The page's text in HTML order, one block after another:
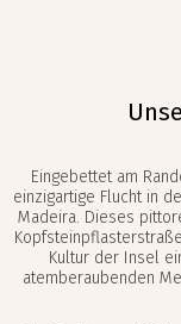
Eingebettet am
einzigartige Flucht in
Madeira. Dieses
Kultur der Insel
atemberaubenden